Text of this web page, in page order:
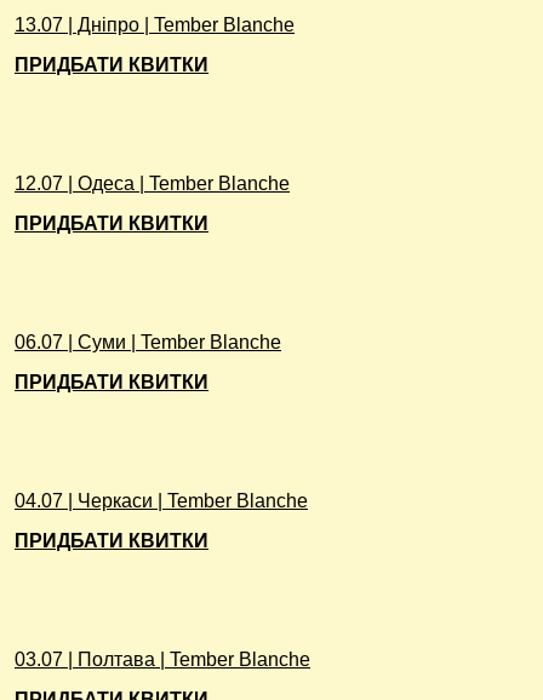
13.07 | Дніпро | Tember Blanche
ПРИДБАТИ КВИТКИ
12.07 | Одеса | Tember Blanche
ПРИДБАТИ КВИТКИ
06.07 | Суми | Tember Blanche
ПРИДБАТИ КВИТКИ
04.07 | Черкаси | Tember Blanche
ПРИДБАТИ КВИТКИ
03.07 | Полтава | Tember Blanche